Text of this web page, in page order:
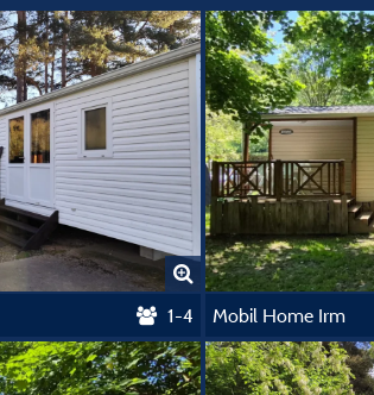
1-4 Mobil Home Irm